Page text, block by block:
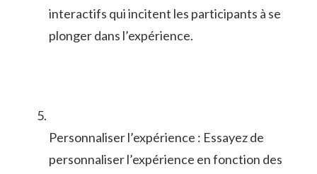
interactifs qui incitent les‌ participants à se
plonger dans l’expérience.
Personnaliser l’expérience : Essayez de
personnaliser l’expérience en fonction des